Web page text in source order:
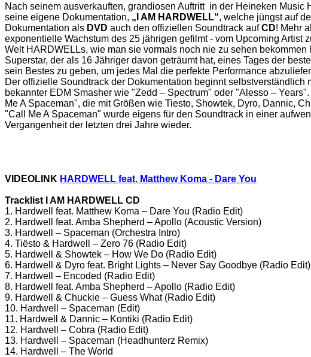
Nach seinem ausverkauften, grandiosen Auftritt in der Heineken
seine eigene Dokumentation, „I AM HARDWELL“, welche jüngst auf
Dokumentation als DVD auch den offiziellen Soundtrack aufCD! Mehr
exponentielle Wachstum des 25 jährigen gefilmt - vom Upcoming
Welt HARDWELLs, wie man sie vormals noch nie zu sehen bekommen
Superstar, der als 16 Jähriger davon geträumt hat, eines Tages der
sein Bestes zu geben, um jedes Mal die perfekte Performance
Der offizielle Soundtrack der Dokumentation beginnt selbstverständlich
bekannter EDM Smasher wie "Zedd – Spectrum" oder "Alesso –
Me A Spaceman", die mit Größen wie Tiesto, Showtek, Dyro, Dannic,
"Call Me A Spaceman" wurde eigens für den Soundtrack in einer
Vergangenheit der letzten drei Jahre wieder.
VIDEOLINK HARDWELL feat. Matthew Koma - Dare You
Tracklist I AM HARDWELL CD
1. Hardwell feat. Matthew Koma – Dare You (Radio Edit)
2. Hardwell feat. Amba Shepherd – Apollo (Acoustic Version)
3. Hardwell – Spaceman (Orchestra Intro)
4. Tiësto & Hardwell – Zero 76 (Radio Edit)
5. Hardwell & Showtek – How We Do (Radio Edit)
6. Hardwell & Dyro feat. Bright Lights – Never Say Goodbye (Radio Edit)
7. Hardwell – Encoded (Radio Edit)
8. Hardwell feat. Amba Shepherd – Apollo (Radio Edit)
9. Hardwell & Chuckie – Guess What (Radio Edit)
10. Hardwell – Spaceman (Edit)
11. Hardwell & Dannic – Kontiki (Radio Edit)
12. Hardwell – Cobra (Radio Edit)
13. Hardwell – Spaceman (Headhunterz Remix)
14. Hardwell – The World